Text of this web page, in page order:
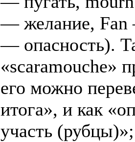
— желание, Fan
— опасность).
«scaramouche»
его можно
итога», и как
участь